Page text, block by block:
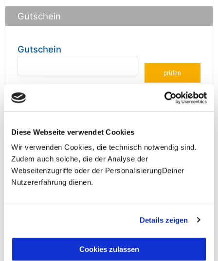
Diese Webseite verwendet Cookies
Wir verwenden Cookies, die technisch notwendig sind.
Zudem auch solche, die der Analyse der
Webseitenzugriffe oder der PersonalisierungDeiner
Nutzererfahrung dienen.
Details zeigen
Cookies zulassen
Gutschein
Gutschein
prüfen
**Halbes Doppelzimmer: Zwei gleichgeschlechtliche
Personen teilen sich die Unterkunft. Wir berechnen (je
nach Reise) bei Buchung entweder den halben, einen
reduzierten oder den gesamten Einzelzimmerzuschlag.
Finden wir eine/n Partner/in, dann erhältst Du den
Zuschlag zurück.
Unsere Reisen und Seminare sind nicht barrierefrei.
Fragen zur Buchung?